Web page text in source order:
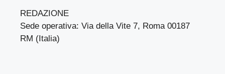
REDAZIONE
Sede operativa: Via della Vite 7, Roma 00187
RM (Italia)